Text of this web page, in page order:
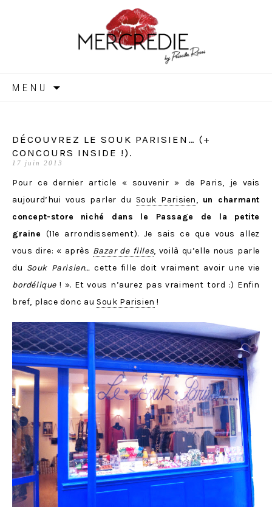
MERCREDIE
MENU
DÉCOUVREZ LE SOUK PARISIEN… (+
CONCOURS INSIDE !).
17 juin 2013
Pour ce dernier article « souvenir » de Paris, je vais
aujourd’hui vous parler du Souk Parisien, un charmant
concept-store
niché dans le Passage de la petite
graine (11e arrondissement). Je sais ce que vous allez
vous dire: « après Bazar de filles, voilà qu’elle nous parle
du Souk Parisien… cette fille doit vraiment avoir une vie
bordélique ! ». Et vous n’aurez pas vraiment tord :) Enfin
bref, place donc au Souk Parisien !